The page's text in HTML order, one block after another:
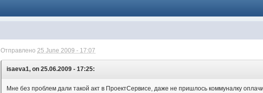
Отправлено25 June 2009 - 17:07
isaeva1, on 25.06.2009 - 17:25:
Мне без проблем дали такой акт в ПроектСервисе, даже не пришлось коммуналку